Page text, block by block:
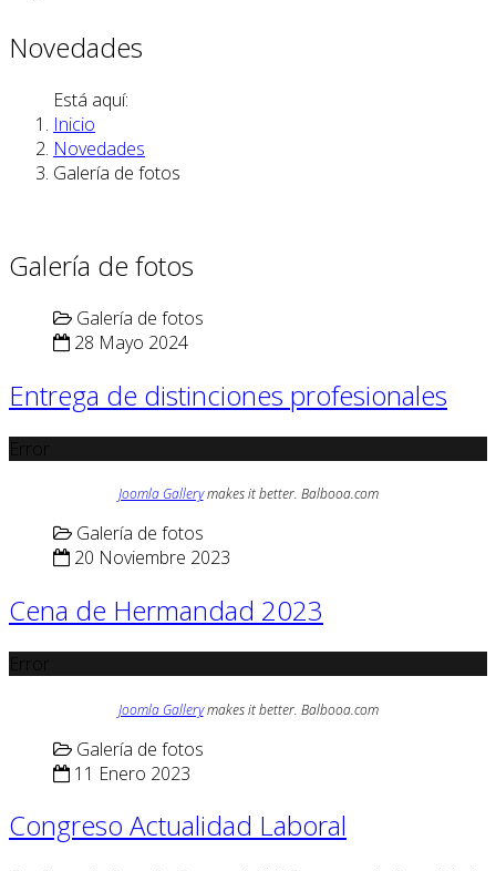
Novedades
Está aquí:
Inicio
Novedades
Galería de fotos
Galería de fotos
Galería de fotos
28 Mayo 2024
Entrega de distinciones profesionales
Joomla Gallerymakes it better. Balbooa.com
Galería de fotos
20 Noviembre 2023
Cena de Hermandad 2023
Joomla Gallerymakes it better. Balbooa.com
Galería de fotos
11 Enero 2023
Congreso Actualidad Laboral